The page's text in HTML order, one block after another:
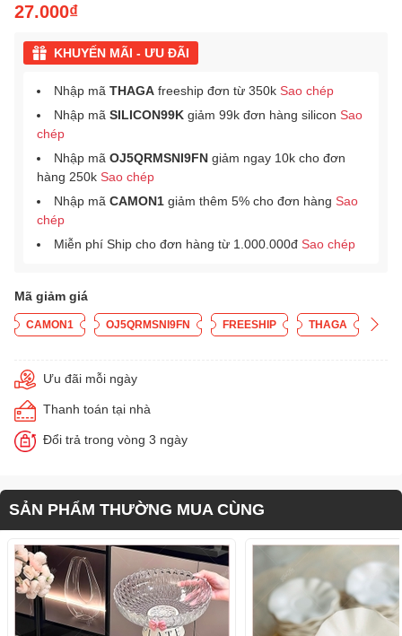
27.000₫
KHUYẾN MÃI - ƯU ĐÃI
Nhập mã THAGA freeship đơn từ 350k Sao chép
Nhập mã SILICON99K giảm 99k đơn hàng silicon Sao
chép
Nhập mã OJ5QRMSNI9FN giảm ngay 10k cho đơn
hàng 250k Sao chép
Nhập mã CAMON1 giảm thêm 5% cho đơn hàng Sao
chép
Miễn phí Ship cho đơn hàng từ 1.000.000đ Sao chép
Mã giảm giá
CAMON1 OJ5QRMSNI9FN FREESHIP THAGA
Ưu đãi mỗi ngày
Thanh toán tại nhà
Đổi trả trong vòng 3 ngày
SẢN PHẨM THƯỜNG MUA CÙNG